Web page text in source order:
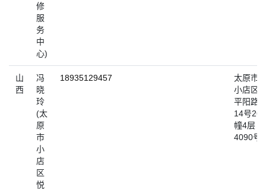
修
服
务
中
心)
山
西
冯
晓
玲
(太
原
市
小
店
区
悦
18935129457
太原市
小店区
平阳路
14号26
幢4层
4090号